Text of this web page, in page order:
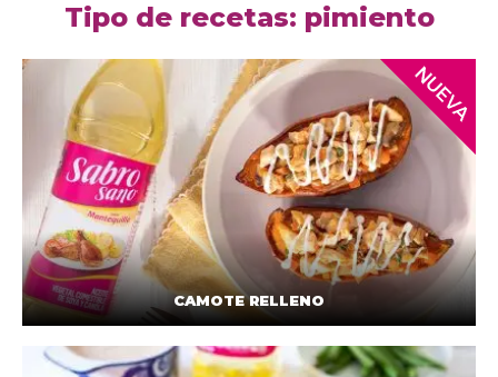
Tipo de recetas: pimiento
CAMOTE RELLENO